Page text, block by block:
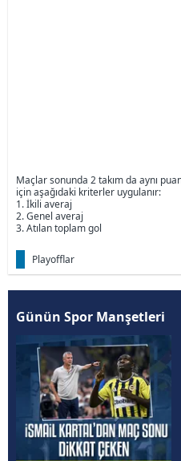
Maçlar sonunda 2 takım da aynı
için aşağıdaki kriterler uygulanır:
1. İkili averaj
2. Genel averaj
3. Atılan toplam gol
Playofflar
Günün Spor Manşetleri